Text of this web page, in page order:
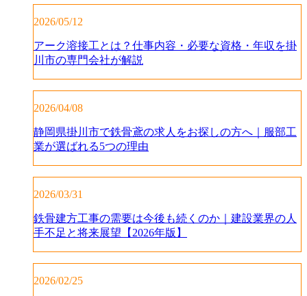
2026/05/12
アーク溶接工とは？仕事内容・必要な資格・年収を掛
川市の専門会社が解説
2026/04/08
静岡県掛川市で鉄骨鳶の求人をお探しの方へ｜服部工
業が選ばれる5つの理由
2026/03/31
鉄骨建方工事の需要は今後も続くのか｜建設業界の人
手不足と将来展望【2026年版】
2026/02/25